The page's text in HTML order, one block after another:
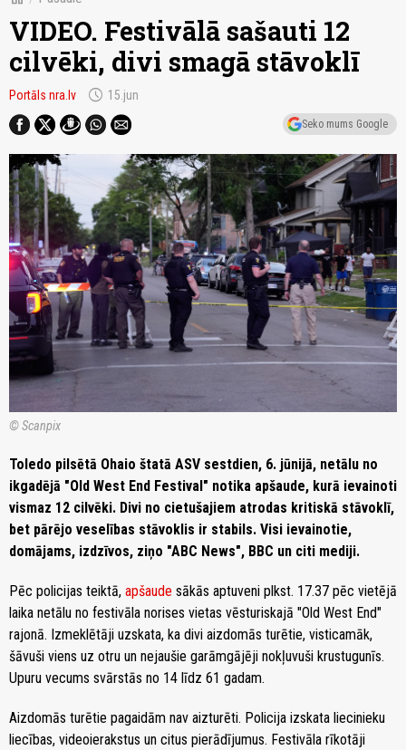
VIDEO. Festivālā sašauti 12
cilvēki, divi smagā stāvoklī
Portāls nra.lv schedule 15.jun
Seko mums Google
© Scanpix
Toledo pilsētā Ohaio štatā ASV sestdien, 6. jūnijā, netālu no
ikgadējā "Old West End Festival" notika apšaude, kurā ievainoti
vismaz 12 cilvēki. Divi no cietušajiem atrodas kritiskā stāvoklī,
bet pārējo veselības stāvoklis ir stabils. Visi ievainotie,
domājams, izdzīvos, ziņo "ABC News", BBC un citi mediji.
Pēc policijas teiktā, apšaude sākās aptuveni plkst. 17.37 pēc vietējā
laika netālu no festivāla norises vietas vēsturiskajā "Old West End"
rajonā. Izmeklētāji uzskata, ka divi aizdomās turētie, visticamāk,
šāvuši viens uz otru un nejaušie garāmgājēji nokļuvuši krustugunīs.
Upuru vecums svārstās no 14 līdz 61 gadam.
Aizdomās turētie pagaidām nav aizturēti. Policija izskata liecinieku
liecības, videoierakstus un citus pierādījumus. Festivāla rīkotāji